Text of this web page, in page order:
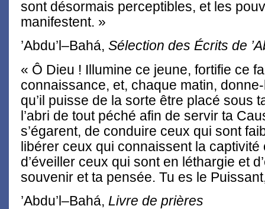
sont désormais perceptibles, et les
manifestent. »
’Abdu’l–Bahá, Sélection des Écrits de
« Ô Dieu ! Illumine ce jeune, fortifie ce
connaissance, et, chaque matin,
qu’il puisse de la sorte être placé sous
l’abri de tout péché afin de servir ta
s’égarent, de conduire ceux qui sont
libérer ceux qui connaissent la captivité
d’éveiller ceux qui sont en léthargie et
souvenir et ta pensée. Tu es le
’Abdu’l–Bahá, Livre de prières